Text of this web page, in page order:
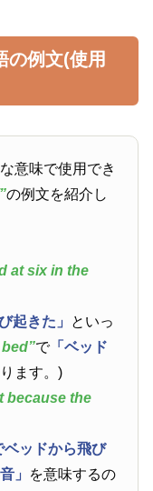
の例文(使用
意味で使用でき
の例文を紹介し
at six in the
起きた」 といっ
で「ベッド
ます。)
because the
ベッドから飛び
」 を意味するの